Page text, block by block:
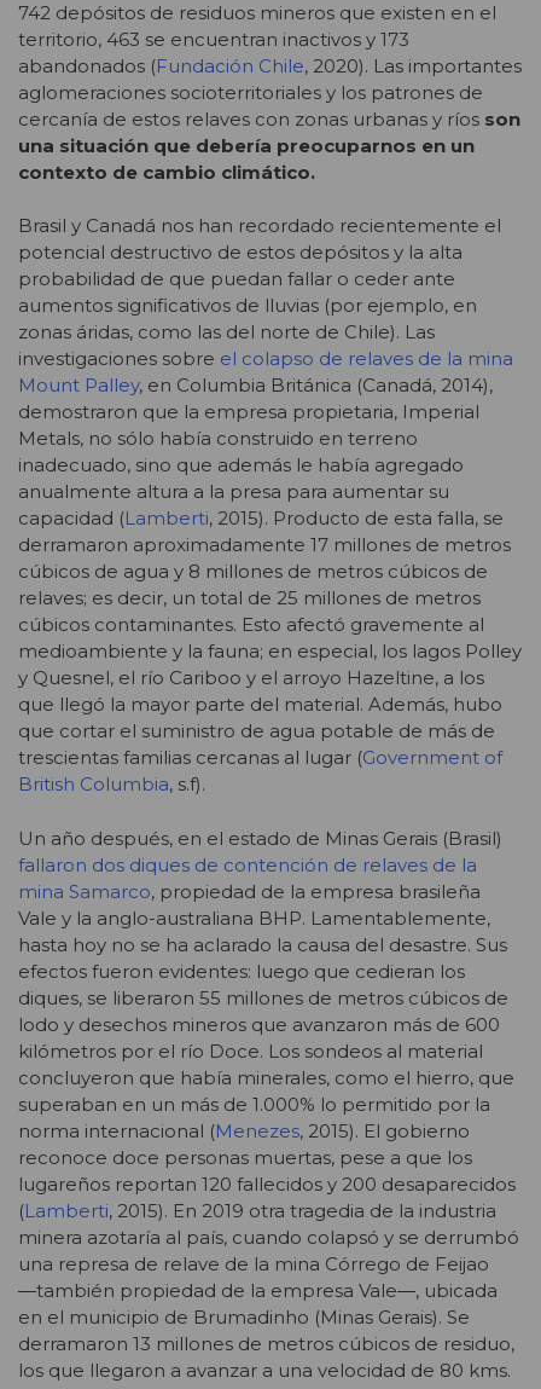
742 depósitos de residuos mineros que existen en el
territorio, 463 se encuentran inactivos y 173
abandonados (Fundación Chile, 2020). Las importantes
aglomeraciones socioterritoriales y los patrones de
cercanía de estos relaves con zonas urbanas y ríos son
una situación que debería preocuparnos en un
contexto de cambio climático.
Brasil y Canadá nos han recordado recientemente el
potencial destructivo de estos depósitos y la alta
probabilidad de que puedan fallar o ceder ante
aumentos significativos de lluvias (por ejemplo, en
zonas áridas, como las del norte de Chile). Las
investigaciones sobre el colapso de relaves de la mina
Mount Palley, en Columbia Británica (Canadá, 2014),
demostraron que la empresa propietaria, Imperial
Metals, no sólo había construido en terreno
inadecuado, sino que además le había agregado
anualmente altura a la presa para aumentar su
capacidad (Lamberti, 2015). Producto de esta falla, se
derramaron aproximadamente 17 millones de metros
cúbicos de agua y 8 millones de metros cúbicos de
relaves; es decir, un total de 25 millones de metros
cúbicos contaminantes. Esto afectó gravemente al
medioambiente y la fauna; en especial, los lagos Polley
y Quesnel, el río Cariboo y el arroyo Hazeltine, a los
que llegó la mayor parte del material. Además, hubo
que cortar el suministro de agua potable de más de
trescientas familias cercanas al lugar (Government of
British Columbia, s.f).
Un año después, en el estado de Minas Gerais (Brasil)
fallaron dos diques de contención de relaves de la
mina Samarco, propiedad de la empresa brasileña
Vale y la anglo-australiana BHP. Lamentablemente,
hasta hoy no se ha aclarado la causa del desastre. Sus
efectos fueron evidentes: luego que cedieran los
diques, se liberaron 55 millones de metros cúbicos de
lodo y desechos mineros que avanzaron más de 600
kilómetros por el río Doce. Los sondeos al material
concluyeron que había minerales, como el hierro, que
superaban en un más de 1.000% lo permitido por la
norma internacional (Menezes, 2015). El gobierno
reconoce doce personas muertas, pese a que los
lugareños reportan 120 fallecidos y 200 desaparecidos
(Lamberti, 2015). En 2019 otra tragedia de la industria
minera azotaría al país, cuando colapsó y se derrumbó
una represa de relave de la mina Córrego de Feijao
―también propiedad de la empresa Vale―, ubicada
en el municipio de Brumadinho (Minas Gerais). Se
derramaron 13 millones de metros cúbicos de residuo,
los que llegaron a avanzar a una velocidad de 80 kms.